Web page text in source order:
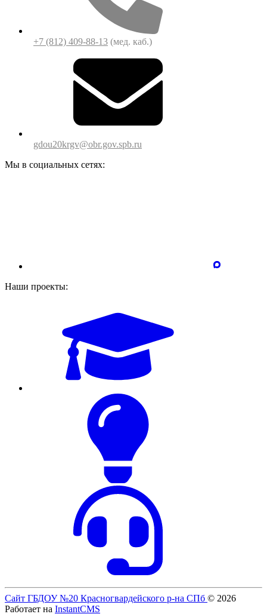
+7 (812) 409-88-13 (мед. каб.)
gdou20krgv@obr.gov.spb.ru
Мы в социальных сетях:
Наши проекты:
Сайт ГБДОУ №20 Красногвардейского р-на СПб © 2026
Работает на InstantCMS